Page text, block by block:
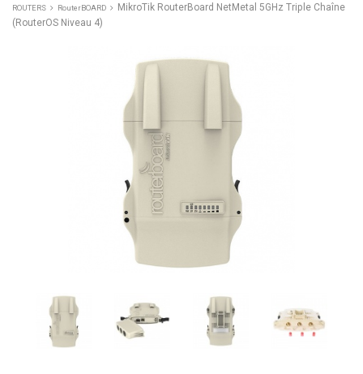
ROUTERS RouterBOARD
MikroTik RouterBoard NetMetal 5GHz Triple Chaîne
(RouterOS Niveau 4)